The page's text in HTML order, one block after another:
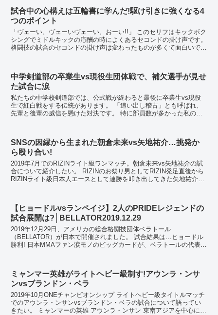
試合中の心構えは五輪書に学んだ!駆け引きに強くなる4
つのポイント
「ヴェーい、ヴェーいヴェーい、おーい!!」 このセリフはキックボク
シングでミドルキックの応酬の時によくあるセコンドの掛け声です。
格闘技の試合のセコンドの掛け声は変わったものが多くて面白いです
中学剣道部の卒業生vs現役生団体戦で、補欠選手が見せ
た試合に涙
私たちの中学校剣道部では、公式戦が終わると最後に卒業生vs現役
生で紅白戦をする伝統があります。 「追い出し稽古」とも呼ばれ、
先輩と後輩の威信を懸けた対決です。 特に部員数が多かった私の世
SNSの因縁から生まれた朝倉未来vs矢地祐介…挑発か
ら殴り合い!
2019年7月でのRIZINライト級ワンマッチ。朝倉未来vs矢地祐介の試
合について紹介したい。 RIZINのお祭り男としてRIZIN発足直後から
RIZINライト級日本人エースとして連勝を叩き出してきた矢地祐介だ
【ヒョードルvsランペイジ】2人のPRIDEレジェンドの
試合展開は?│BELLATOR2019.12.29
2019年12月29日、アメリカの総合格闘技団体ベラトール
（BELLATOR）が日本で開催されました。 試合結果は…ヒョードル
勝利! 日本MMAファン涙モノのビッグカードが、ベラトールの代表ス
ミャンマー英雄がライトヘビー級制す!アウンラ・ンサ
ンvsブランドン・ベラ
2019年10月ONEチャンピオンシップ ライトヘビー級タイトルマッチ
でのアウンラ・ンサンvsブランドン・ベラの試合について語ってい
きたい。 ミャンマーの英雄 アウンラ・ンサン 東南アジアを中心に勢